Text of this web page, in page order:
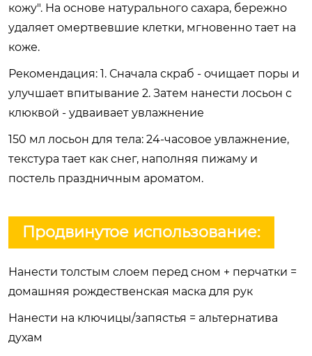
кожу". На основе натурального сахара, бережно
удаляет омертвевшие клетки, мгновенно тает на
коже.
Рекомендация: 1. Сначала скраб - очищает поры и
улучшает впитывание 2. Затем нанести лосьон с
клюквой - удваивает увлажнение
150 мл лосьон для тела: 24-часовое увлажнение,
текстура тает как снег, наполняя пижаму и
постель праздничным ароматом.
Продвинутое использование:
Нанести толстым слоем перед сном + перчатки =
домашняя рождественская маска для рук
Нанести на ключицы/запястья = альтернатива
духам